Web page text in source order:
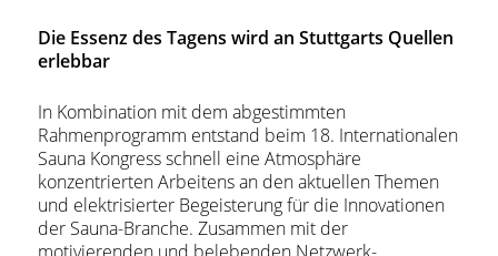
Die Essenz des Tagens wird an Stuttgarts Quellen
erlebbar
In Kombination mit dem abgestimmten
Rahmenprogramm entstand beim 18. Internationalen
Sauna Kongress schnell eine Atmosphäre
konzentrierten Arbeitens an den aktuellen Themen
und elektrisierter Begeisterung für die Innovationen
der Sauna-Branche. Zusammen mit der